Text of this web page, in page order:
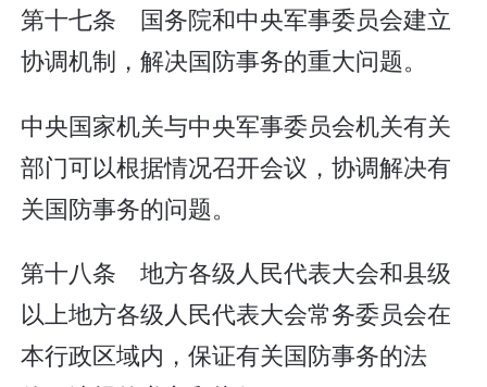
第十七条 国务院和中央军事委员会建立
协调机制，解决国防事务的重大问题。
中央国家机关与中央军事委员会机关有关
部门可以根据情况召开会议，协调解决有
关国防事务的问题。
第十八条 地方各级人民代表大会和县级
以上地方各级人民代表大会常务委员会在
本行政区域内，保证有关国防事务的法